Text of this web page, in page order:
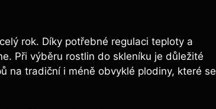
rok. Díky potřebné regulaci teploty a
Při výběru rostlin do skleníku je důležité
na tradiční i méně obvyklé plodiny, které se